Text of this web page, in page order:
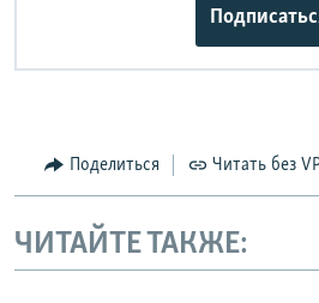
Поделиться Читать без
ЧИТАЙТЕ ТАКЖЕ: